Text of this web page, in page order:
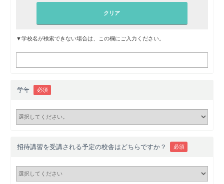
▼学校名が検索できない場合は、この欄にご入力ください。
学年 必須
招待講習を受講される予定の校舎はどちらですか？ 必須